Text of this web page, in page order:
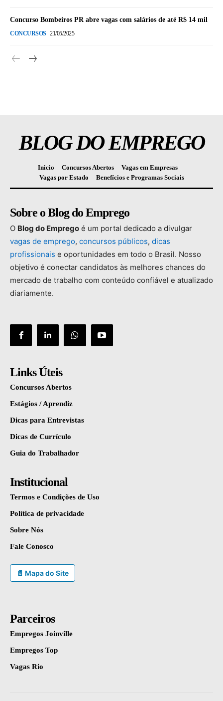
Concurso Bombeiros PR abre vagas com salários de até R$ 14 mil
CONCURSOS 21/05/2025
BLOG DO EMPREGO
Inicio Concursos Abertos
Vagas em Empresas
Vagas por Estado
Benefícios e Programas Sociais
Sobre o Blog do Emprego
O Blog do Emprego é um portal dedicado a divulgar
vagas de emprego, concursos públicos, dicas
profissionais e oportunidades em todo o Brasil. Nosso
objetivo é conectar candidatos às melhores chances do
mercado de trabalho com conteúdo confiável e atualizado
diariamente.
Links Úteis
Concursos Abertos
Estágios / Aprendiz
Dicas para Entrevistas
Dicas de Currículo
Guia do Trabalhador
Institucional
Termos e Condições de Uso
Política de privacidade
Sobre Nós
Fale Conosco
📄 Mapa do Site
Parceiros
Empregos Joinville
Empregos Top
Vagas Rio